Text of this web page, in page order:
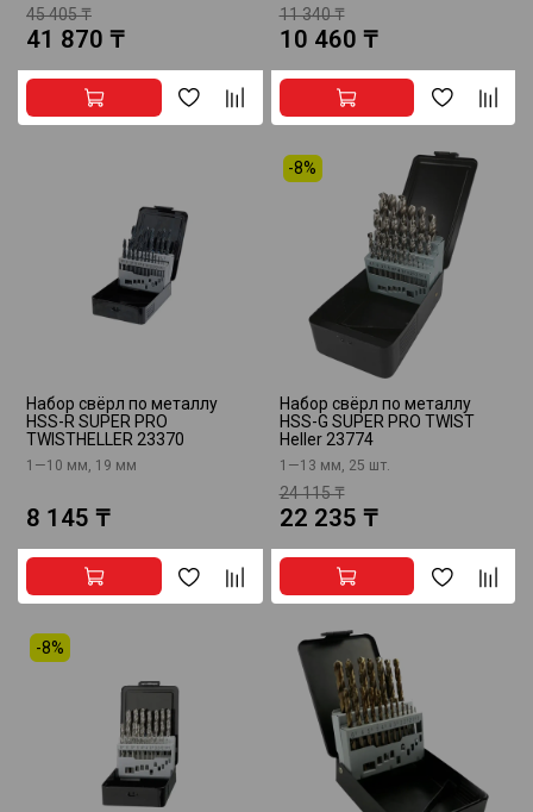
45 405 ₸
41 870 ₸
11 340 ₸
10 460 ₸
Набор свёрл по металлу
HSS-R SUPER PRO
TWISTHELLER 23370
1—10 мм, 19 мм
8 145 ₸
-8%
Набор свёрл по металлу
HSS-G SUPER PRO TWIST
Heller 23774
1—13 мм, 25 шт.
24 115 ₸
22 235 ₸
-8%